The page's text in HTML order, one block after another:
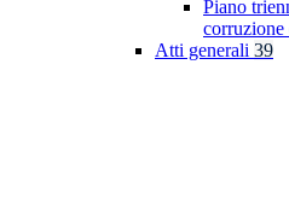
Piano
corruzione
Atti generali 39